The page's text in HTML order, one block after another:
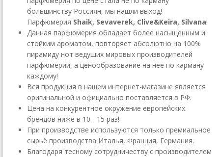
большинству Россиян, мы нашли выход!
Парфюмерия Shaik, Sevaverek, Clive&Keira, Silvana!
Данная парфюмерия обладает более насыщенным и
стойким ароматом, повторяет абсолютно на 100%
пирамиду нот ведущих мировых производителей
парфюмерии, а ценообразование на нее по карману
каждому!
Вся продукция в нашем интернет-магазине является
оригинальной и официально поставляется в РФ.
Цена на конкурентное окружение европейских
брендов ниже в 10 - 15 раз!
При производстве используются только премиальное
сырьё производства Италья, Франция, Германия.
Благодаря тесному сотрудничеству с производителем